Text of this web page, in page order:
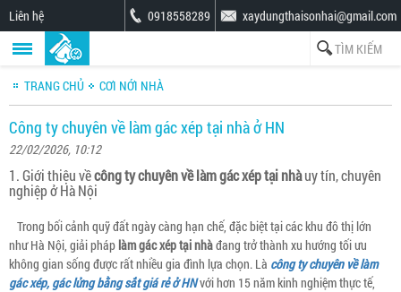
Liên hệ xaydungthaisonhai@gmail.com
0918558289
TRANG CHỦ CƠI NỚI NHÀ
Công ty chuyên về làm gác xép tại nhà ở HN
22/02/2026, 10:12
1. Giới thiệu vềcông ty chuyên về làm gác xép tại nhàuy tín, chuyên
nghiệp ở Hà Nội
Trong bối cảnh quỹ đất ngày càng hạn chế, đặc biệt tại các khu đô thị lớn
như Hà Nội, giải pháp làm gác xép tại nhàđang trở thành xu hướng tối ưu
không gian sống được rất nhiều gia đình lựa chọn. Là công ty chuyên về làm
gác xép, gác lửng bằng sắt giá rẻ ở HNvới hơn 15 năm kinh nghiệm thực tế,